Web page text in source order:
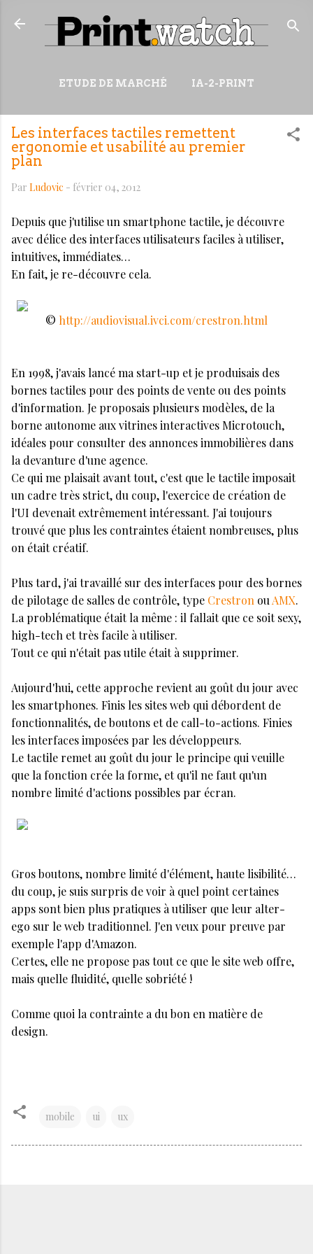
Accéder au contenu principal
ETUDE DE MARCHÉ IA-2-PRINT
PLUS… WIKI
Les interfaces tactiles remettent
ergonomie et usabilité au premier
plan
Par Ludovic - février 04, 2012
Depuis que j'utilise un smartphone tactile, je découvre
avec délice des interfaces utilisateurs faciles à utiliser,
intuitives, immédiates…
En fait, je re-découvre cela.
© http://audiovisual.ivci.com/crestron.html
En 1998, j'avais lancé ma start-up et je produisais des
bornes tactiles pour des points de vente ou des points
d'information. Je proposais plusieurs modèles, de la
borne autonome aux vitrines interactives Microtouch,
idéales pour consulter des annonces immobilières dans
la devanture d'une agence.
Ce qui me plaisait avant tout, c'est que le tactile imposait
un cadre très strict, du coup, l'exercice de création de
l'UI devenait extrêmement intéressant. J'ai toujours
trouvé que plus les contraintes étaient nombreuses, plus
on était créatif.
Plus tard, j'ai travaillé sur des interfaces pour des bornes
de pilotage de salles de contrôle, type Crestron ouAMX.
La problématique était la même : il fallait que ce soit sexy,
high-tech et très facile à utiliser.
Tout ce qui n'était pas utile était à supprimer.
Aujourd'hui, cette approche revient au goût du jour avec
les smartphones. Finis les sites web qui débordent de
fonctionnalités, de boutons et de call-to-actions. Finies
les interfaces imposées par les développeurs.
Le tactile remet au goût du jour le principe qui veuille
que la fonction crée la forme, et qu'il ne faut qu'un
nombre limité d'actions possibles par écran.
Gros boutons, nombre limité d'élément, haute lisibilité…
du coup, je suis surpris de voir à quel point certaines
apps sont bien plus pratiques à utiliser que leur alter-
ego sur le web traditionnel. J'en veux pour preuve par
exemple l'app d'Amazon.
Certes, elle ne propose pas tout ce que le site web offre,
mais quelle fluidité, quelle sobriété !
Comme quoi la contrainte a du bon en matière de
design.
mobile ui ux